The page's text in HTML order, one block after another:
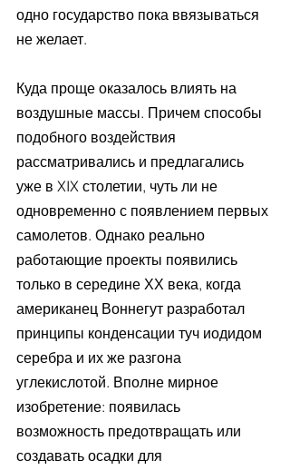
одно государство пока ввязываться
не желает.
Куда проще оказалось влиять на
воздушные массы. Причем способы
подобного воздействия
рассматривались и предлагались
уже в XIX столетии, чуть ли не
одновременно с появлением первых
самолетов. Однако реально
работающие проекты появились
только в середине ХХ века, когда
американец Воннегут разработал
принципы конденсации туч иодидом
серебра и их же разгона
углекислотой. Вполне мирное
изобретение: появилась
возможность предотвращать или
создавать осадки для